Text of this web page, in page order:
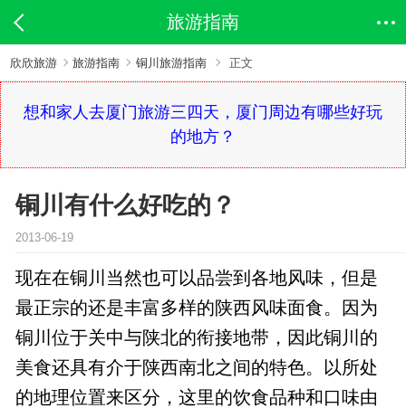
旅游指南
欣欣旅游 旅游指南 铜川旅游指南 正文
想和家人去厦门旅游三四天，厦门周边有哪些好玩
的地方？
铜川有什么好吃的？
2013-06-19
现在在铜川当然也可以品尝到各地风味，但是
最正宗的还是丰富多样的陕西风味面食。因为
铜川位于关中与陕北的衔接地带，因此铜川的
美食还具有介于陕西南北之间的特色。以所处
的地理位置来区分，这里的饮食品种和口味由